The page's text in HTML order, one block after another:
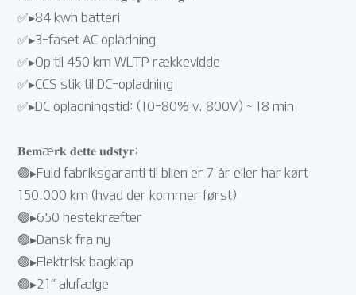
✅▸84 kwh batteri
✅▸3-faset AC opladning
✅▸Op til 450 km WLTP rækkevidde
✅▸CCS stik til DC-opladning
✅▸DC opladningstid: (10-80% v. 800V) ~ 18 min
𝐁𝐞𝐦æ𝐫𝐤 𝐝𝐞𝐭𝐭𝐞 𝐮𝐝𝐬𝐭𝐲𝐫:
🟢▸Fuld fabriksgaranti til bilen er 7 år eller har kørt
150.000 km (hvad der kommer først)
🟢▸650 hestekræfter
🟢▸Dansk fra ny
🟢▸Elektrisk bagklap
🟢▸21” alufælge